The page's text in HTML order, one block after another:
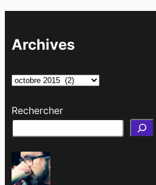
Archives
A
c
e
Rechercher